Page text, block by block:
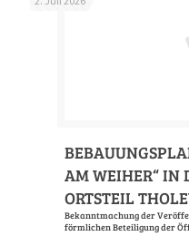
AM WEIHER“ IN
ORTSTEIL
Bekanntmachung der
förmlichen Beteiligung der